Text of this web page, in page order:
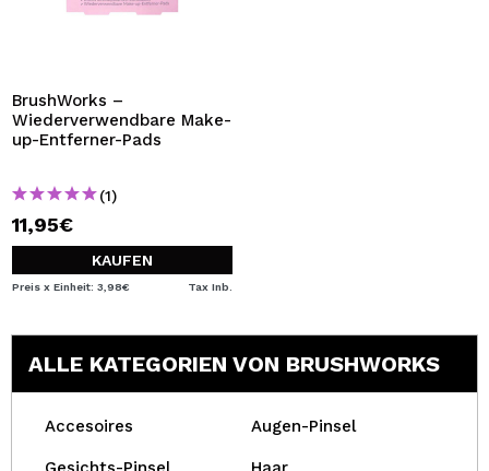
BrushWorks –
Wiederverwendbare Make-
up-Entferner-Pads
(1)
11,95€
KAUFEN
Preis x Einheit: 3,98€ Tax Inb.
ALLE KATEGORIEN VON BRUSHWORKS
Accesoires Augen-Pinsel